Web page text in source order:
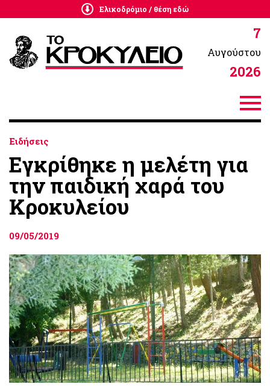
7
Αυγούστου
2026
Ελικοδρόμιο / θέση εδώ
Ειδήσεις
Εγκρίθηκε η μελέτη για
την παιδική χαρά του
Κροκυλείου
09/05/2019